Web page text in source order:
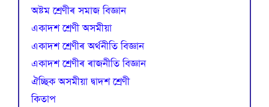
অষ্টম শ্ৰেণীৰ সমাজ বিজ্ঞান
একাদশ শ্ৰেণী অসমীয়া
একাদশ শ্ৰেণীৰ অৰ্থনীতি বিজ্ঞান
একাদশ শ্ৰেণীৰ ৰাজনীতি বিজ্ঞান
ঐচ্ছিক অসমীয়া দ্বাদশ শ্ৰেণী
কিতাপ